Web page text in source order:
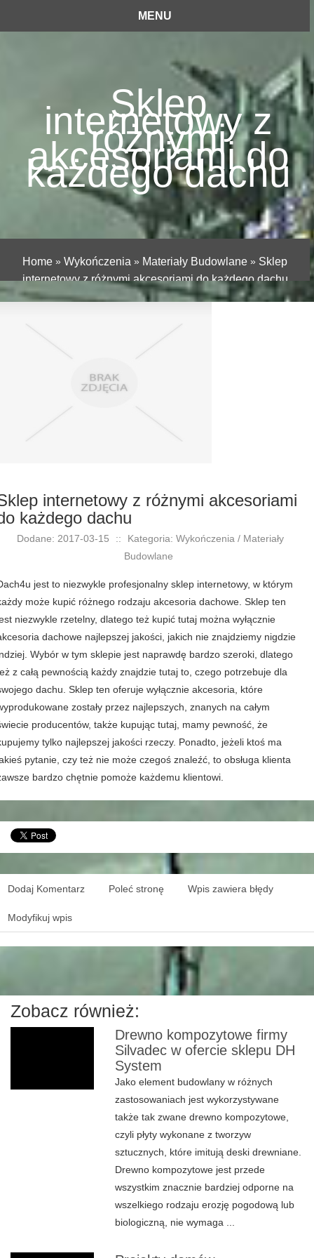
MENU
Sklep
internetowy z
różnymi
akcesoriami do
każdego dachu
Home » Wykończenia » Materiały Budowlane » Sklep
internetowy z różnymi akcesoriami do każdego dachu
internetowy z różnymi akcesoriami
każdego dachu
Dodane: 2017-03-15 ::
Kategoria: Wykończenia / Materiały
Budowlane
jest to niezwykle profesjonalny sklep internetowy, w którym
może kupić różnego rodzaju akcesoria dachowe. Sklep ten
niezwykle rzetelny, dlatego też kupić tutaj można wyłącznie
dachowe najlepszej jakości, jakich nie znajdziemy nigdzie
Wybór w tym sklepie jest naprawdę bardzo szeroki, dlatego
z całą pewnością każdy znajdzie tutaj to, czego potrzebuje dla
dachu. Sklep ten oferuje wyłącznie akcesoria, które
zostały przez najlepszych, znanych na całym
producentów, także kupując tutaj, mamy pewność, że
tylko najlepszej jakości rzeczy. Ponadto, jeżeli ktoś ma
pytanie, czy też nie może czegoś znaleźć, to obsługa klienta
bardzo chętnie pomoże każdemu klientowi.
Dodaj Komentarz Poleć stronę Wpis zawiera błędy
Modyfikuj wpis
Zobacz również:
Drewno kompozytowe firmy
Silvadec w ofercie sklepu DH
System
Jako element budowlany w różnych
zastosowaniach jest wykorzystywane
także tak zwane drewno kompozytowe,
czyli płyty wykonane z tworzyw
sztucznych, które imitują deski drewniane.
Drewno kompozytowe jest przede
wszystkim znacznie bardziej odporne na
wszelkiego rodzaju erozję pogodową lub
biologiczną, nie wymaga ...